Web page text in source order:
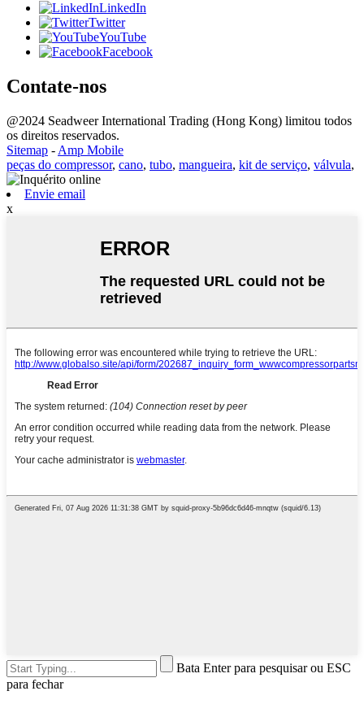
LinkedIn
Twitter
YouTube
Facebook
Contate-nos
@2024 Seadweer International Trading (Hong Kong) limitou todos
os direitos reservados.
Sitemap - Amp Mobile
peças do compressor, cano, tubo, mangueira, kit de serviço, válvula,
Envie email
x
Bata Enter para pesquisar ou ESC
para fechar